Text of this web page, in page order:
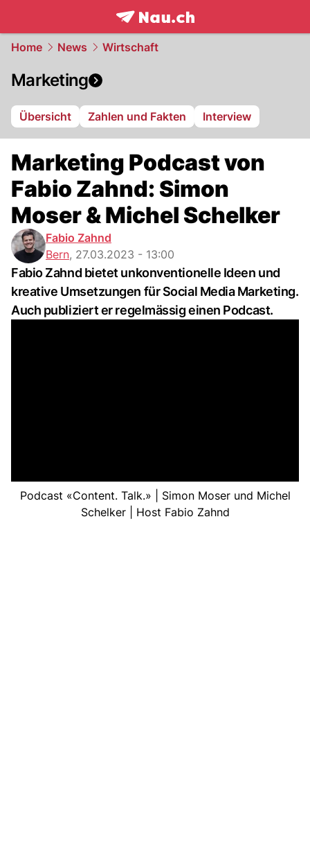
frontpage.NAU.ch
Home News Wirtschaft
Marketing
Übersicht Zahlen und Fakten Interview
Marketing Podcast von
Fabio Zahnd: Simon
Moser & Michel Schelker
Fabio Zahnd
Bern, 27.03.2023 - 13:00
Fabio Zahnd bietet unkonventionelle Ideen und
kreative Umsetzungen für Social Media Marketing.
Auch publiziert er regelmässig einen Podcast.
Podcast «Content. Talk.» | Simon Moser und Michel
Schelker | Host Fabio Zahnd